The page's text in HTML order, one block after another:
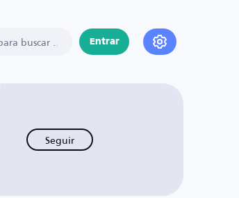
Entrar
Seguir